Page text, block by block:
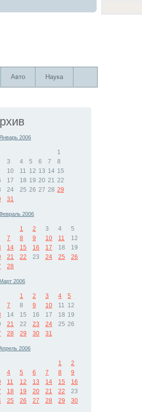
Авто Наука
Январь 2006
1
3 4 5 6 7
8
10 11 12 13 14 15
17 18 19 20 21 22
24 25 26 27 28 29
31
2006
1 2 3 4
5
7 8 9 10 11
12
14 15 16 17 18
19
21 22 23 24 25
26
28
Март 2006
1 2 3 4
5
7 8 9 10 11 12
14 15 16 17 18 19
21 22 23 24 25 26
28 29 30 31
2006
1
2
4 5 6 7 8
9
11 12 13 14 15
16
18 19 20 21 22
23
25 26 27 28 29 30